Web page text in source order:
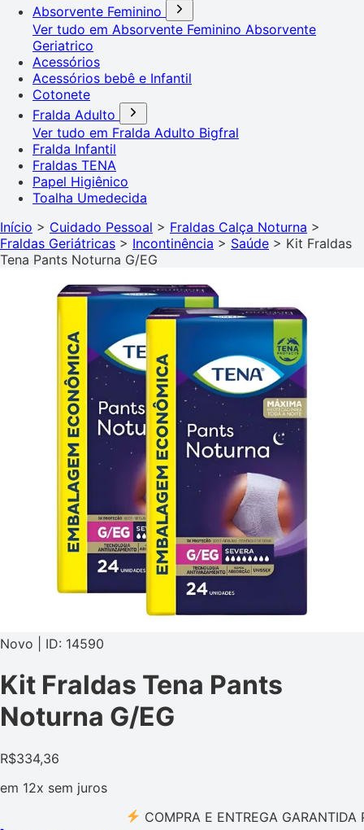
Absorvente Feminino
Ver tudo em Absorvente Feminino Absorvente
Geriatrico
Acessórios
Acessórios bebê e Infantil
Cotonete
Fralda Adulto
Ver tudo em Fralda Adulto Bigfral
Fralda Infantil
Fraldas TENA
Papel Higiênico
Toalha Umedecida
Início > Cuidado Pessoal > Fraldas Calça Noturna >
Fraldas Geriátricas > Incontinência > Saúde > Kit Fraldas
Tena Pants Noturna G/EG
Novo | ID: 14590
Kit Fraldas Tena Pants
Noturna G/EG
R$334,36
em 12x sem juros
COMPRA E ENTREGA GARANTIDA PELO